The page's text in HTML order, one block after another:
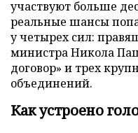
участвуют больше
реальные шансы
у четырех сил:
министра Никола
договор» и трех
объединений.
Как устроено